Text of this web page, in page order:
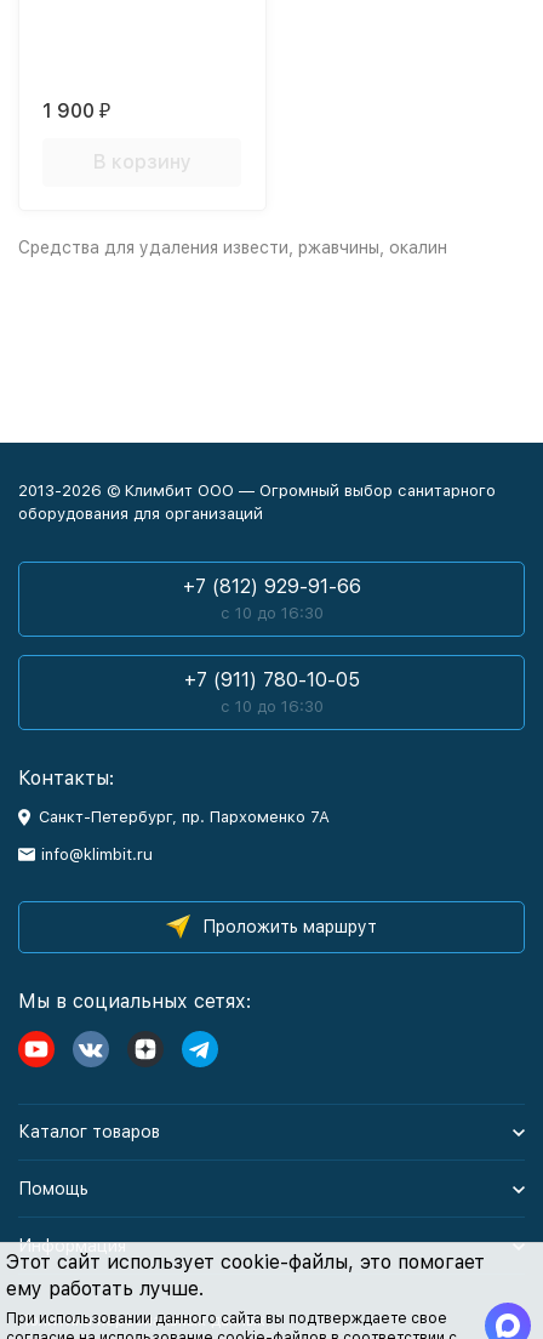
Этот сайт использует cookie-файлы, это помогает
ему работать лучше.
При использовании данного сайта вы подтверждаете свое
1 900₽
В корзину
Средства для удаления извести, ржавчины, окалин
2013-2026 © Климбит ООО — Огромный выбор санитарного
оборудования для организаций
+7 (812) 929-91-66
с 10 до 16:30
+7 (911) 780-10-05
с 10 до 16:30
Контакты:
Санкт-Петербург, пр. Пархоменко 7А
info@klimbit.ru
Проложить маршрут
Мы в социальных сетях:
Каталог товаров
Помощь
Информация
Политика персональных данных